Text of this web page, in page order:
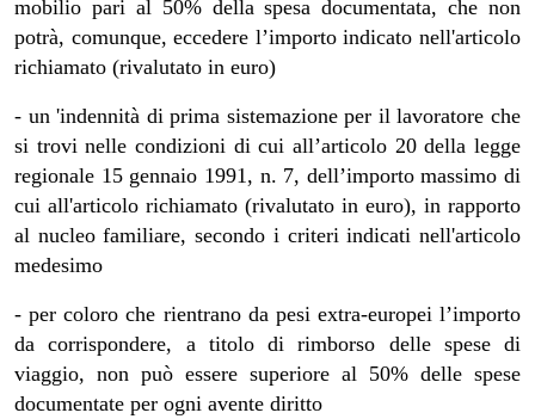
mobilio pari al 50% della spesa documentata, che non
potrà, comunque, eccedere l’importo indicato nell'articolo
richiamato (rivalutato in euro)
- un 'indennità di prima sistemazione per il lavoratore che
si trovi nelle condizioni di cui all’articolo 20 della legge
regionale 15 gennaio 1991, n. 7, dell’importo massimo di
cui all'articolo richiamato (rivalutato in euro), in rapporto
al nucleo familiare, secondo i criteri indicati nell'articolo
medesimo
- per coloro che rientrano da pesi extra-europei l’importo
da corrispondere, a titolo di rimborso delle spese di
viaggio, non può essere superiore al 50% delle spese
documentate per ogni avente diritto